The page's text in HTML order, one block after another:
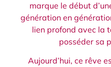
marque le début
génération en
lien profond avec la
posséder sa
Aujourd’hui, ce rêve